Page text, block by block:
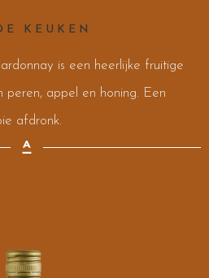
KEUKEN
is een heerlijke fruitige
peren, appel en honing. Een
afdronk.